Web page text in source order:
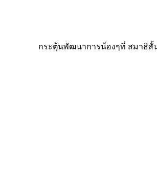
กระตุ้นพัฒนาการน้องๆที่ สมาธิสั้